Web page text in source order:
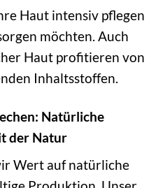
Haut intensiv pflegen
möchten. Auch
Haut profitieren von
Inhaltsstoffen.
Natürliche
der Natur
Wert auf natürliche